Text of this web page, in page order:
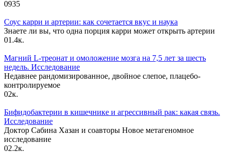
0935
Соус карри и артерии: как сочетается вкус и наука
Знаете ли вы, что одна порция карри может открыть артерии
01.4к.
Магний L-треонат и омоложение мозга на 7,5 лет за шесть
недель. Исследование
Недавнее рандомизированное, двойное слепое, плацебо-
контролируемое
02к.
Бифидобактерии в кишечнике и агрессивный рак: какая связь.
Исследование
Доктор Сабина Хазан и соавторы Новое метагеномное
исследование
02.2к.